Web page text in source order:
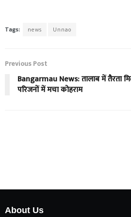
Tags: news Unnao
Previous Post
Bangarmau News: तालाब में तैरता
परिजनों में मचा कोहराम
About Us